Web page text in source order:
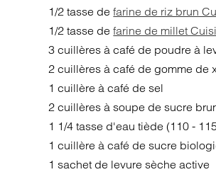
1/2 tasse defarine de riz brun
1/2 tasse defarine de millet
3 cuillères à café de poudre à
2 cuillères à café de gomme de
1 cuillère à café de sel
2 cuillères à soupe de sucre
1 1/4 tasse d'eau tiède (110 -
1 cuillère à café de sucre
1 sachet de levure sèche active